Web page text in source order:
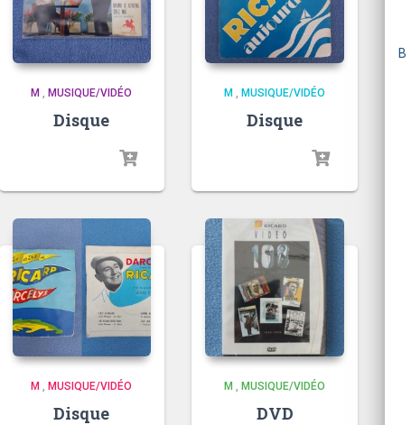
M ,MUSIQUE/VIDÉO
Disque
M ,MUSIQUE/VIDÉO
Disque
M , MUSIQUE/VIDÉO
Disque
M , MUSIQUE/VIDÉO
DVD
B